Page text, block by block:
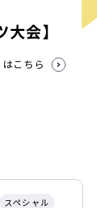
会】
こちら
スペシャル